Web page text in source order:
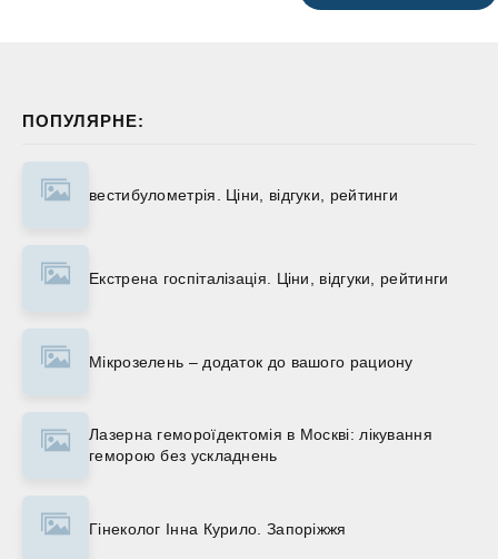
ПОПУЛЯРНЕ:
вестибулометрія. Ціни, відгуки, рейтинги
Екстрена госпіталізація. Ціни, відгуки, рейтинги
Мікрозелень – додаток до вашого рациону
Лазерна гемороїдектомія в Москві: лікування
геморою без ускладнень
Гінеколог Інна Курило. Запоріжжя